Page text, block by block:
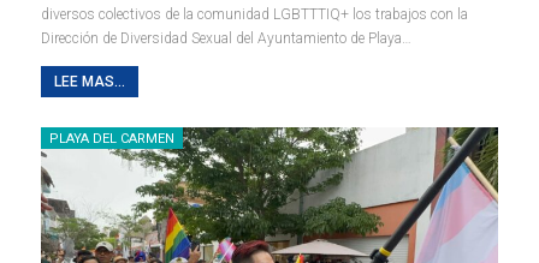
diversos colectivos de la comunidad LGBTTTIQ+ los trabajos con la
Dirección de Diversidad Sexual del Ayuntamiento de Playa
LEE MAS...
PLAYA DEL CARMEN